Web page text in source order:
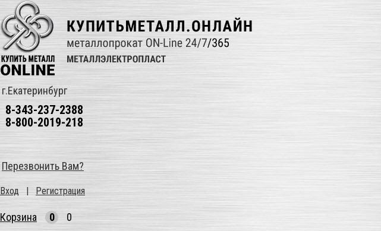
г.Екатеринбург
8-343-237-2388
8-800-2019-218
Перезвонить Вам?
Вход | Регистрация
Корзина 0 0